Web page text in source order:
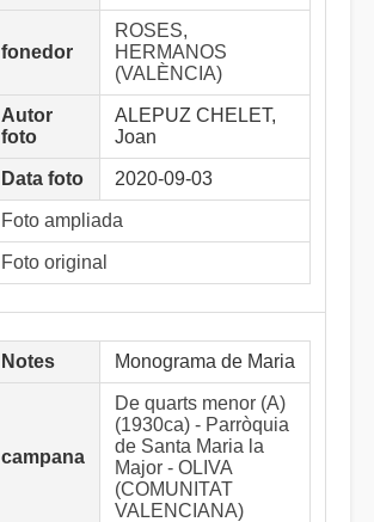
fonedor
ROSES,
HERMANOS
(VALÈNCIA)
Autor
foto
ALEPUZ CHELET,
Joan
Data foto 2020-09-03
Foto ampliada
Foto original
Notes Monograma de Maria
campana
De quarts menor (A)
(1930ca) - Parròquia
de Santa Maria la
Major - OLIVA
(COMUNITAT
VALENCIANA)